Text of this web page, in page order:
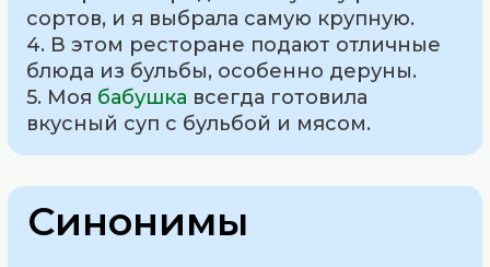
сортов, и я выбрала самую крупную.
4. В этом ресторане подают отличные
блюда из бульбы, особенно деруны.
5. Моя бабушка всегда готовила
вкусный суп с бульбой и мясом.
Синонимы